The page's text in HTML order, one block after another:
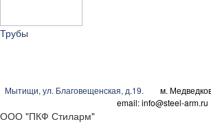
Трубы
Мытищи, ул. Благовещенская, д.19. м.
email:info@steel-arm.ru
ООО "ПКФ Стиларм"